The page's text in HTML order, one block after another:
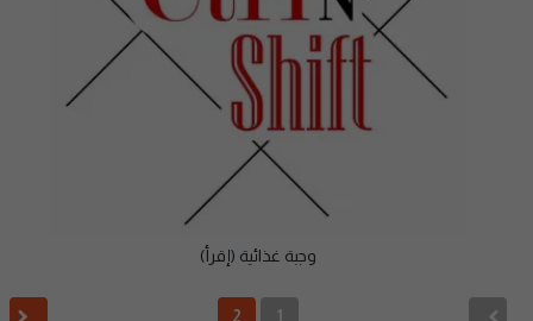
وجبة غذائية (إقرأ)
1
2